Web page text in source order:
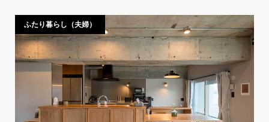
ふたり暮らし（夫婦）